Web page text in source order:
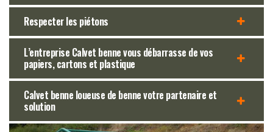
Respecter les piétons
L’entreprise Calvet benne vous débarrasse de vos
papiers, cartons et plastique
Calvet benne loueuse de benne votre partenaire et
solution